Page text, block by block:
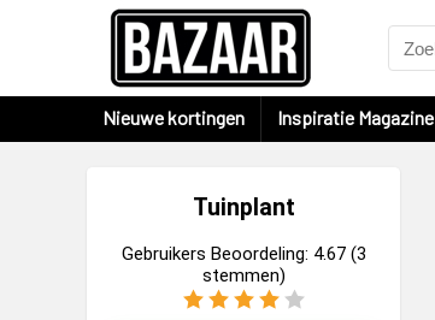
Nieuwe kortingen Inspiratie Magazine
Tuinplant
Gebruikers Beoordeling: 4.67 (3
stemmen)